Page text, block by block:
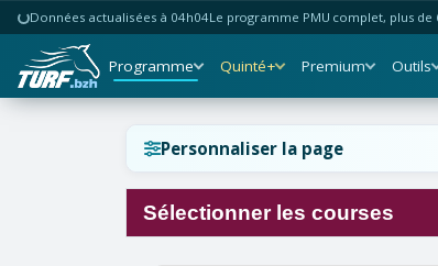
Données actualisées à 04h04Le programme PMU complet, plus
Programme Quinté+ Premium Outils
Personnaliser la page
Sélectionner les courses
Réinitialiser l'affichage ?